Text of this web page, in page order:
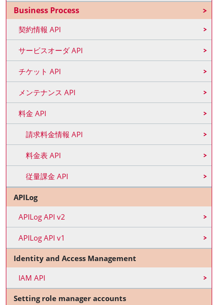
Business Process
契約情報 API
サービスオーダ API
チケット API
メンテナンス API
料金 API
請求料金情報 API
料金表 API
従量課金 API
APILog
APILog API v2
APILog API v1
Identity and Access Management
IAM API
Setting role manager accounts